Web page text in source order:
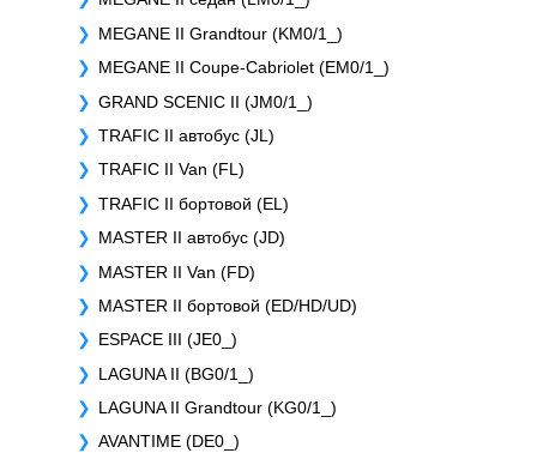
MEGANE II Grandtour (KM0/1_)
MEGANE II Coupe-Cabriolet (EM0/1_)
GRAND SCENIC II (JM0/1_)
TRAFIC II автобус (JL)
TRAFIC II Van (FL)
TRAFIC II бортовой (EL)
MASTER II автобус (JD)
MASTER II Van (FD)
MASTER II бортовой (ED/HD/UD)
ESPACE III (JE0_)
LAGUNA II (BG0/1_)
LAGUNA II Grandtour (KG0/1_)
AVANTIME (DE0_)